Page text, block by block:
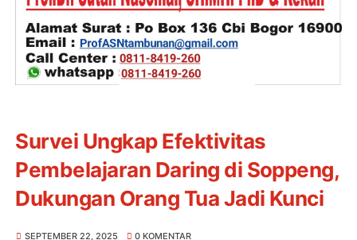
Survei Ungkap Efektivitas
Pembelajaran Daring di Soppeng,
Dukungan Orang Tua Jadi Kunci
SEPTEMBER 22, 2025 0 KOMENTAR